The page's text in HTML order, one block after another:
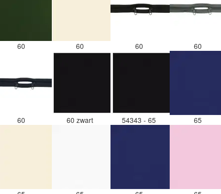
60 60 60 60
60 60 zwart 54343 - 65 65